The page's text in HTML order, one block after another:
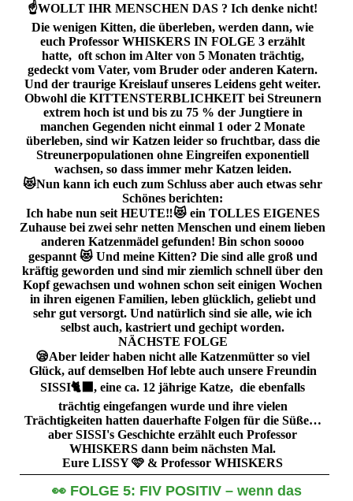
☝️WOLLT IHR MENSCHEN DAS ? Ich denke nicht!
Die wenigen Kitten, die überleben, werden dann, wie
euch Professor WHISKERS IN FOLGE 3 erzählt
hatte, oft schon im Alter von 5 Monaten trächtig,
gedeckt vom Vater, vom Bruder oder anderen Katern.
Und der traurige Kreislauf unseres Leidens geht weiter.
Obwohl die KITTENSTERBLICHKEIT bei Streunern
extrem hoch ist und bis zu 75 % der Jungtiere in
manchen Gegenden nicht einmal 1 oder 2 Monate
überleben, sind wir Katzen leider so fruchtbar, dass die
Streunerpopulationen ohne Eingreifen exponentiell
wachsen, so dass immer mehr Katzen leiden.
😻Nun kann ich euch zum Schluss aber auch etwas sehr
Schönes berichten:
Ich habe nun seit HEUTE‼️😻 ein TOLLES EIGENES
Zuhause bei zwei sehr netten Menschen und einem lieben
anderen Katzenmädel gefunden! Bin schon soooo
gespannt 😻 Und meine Kitten? Die sind alle groß und
kräftig geworden und sind mir ziemlich schnell über den
Kopf gewachsen und wohnen schon seit einigen Wochen
in ihren eigenen Familien, leben glücklich, geliebt und
sehr gut versorgt. Und natürlich sind sie alle, wie ich
selbst auch, kastriert und gechipt worden.
NÄCHSTE FOLGE
😪Aber leider haben nicht alle Katzenmütter so viel
Glück, auf demselben Hof lebte auch unsere Freundin
SISSI🐈‍⬛, eine ca. 12 jährige Katze, die ebenfalls
trächtig eingefangen wurde und ihre vielen
Trächtigkeiten hatten dauerhafte Folgen für die Süße…
aber SISSI's Geschichte erzählt euch Professor
WHISKERS dann beim nächsten Mal.
Eure LISSY 🩷 & Professor WHISKERS
👀 FOLGE 5: FIV POSITIV – wenn das